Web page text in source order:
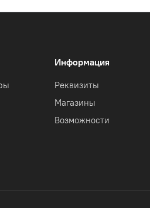
Информация
Реквизиты
Магазины
Возможности